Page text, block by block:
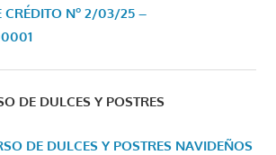
CRÉDITO Nº 2/03/25 –
DE DULCES Y POSTRES
DE DULCES Y POSTRES NAVIDEÑOS